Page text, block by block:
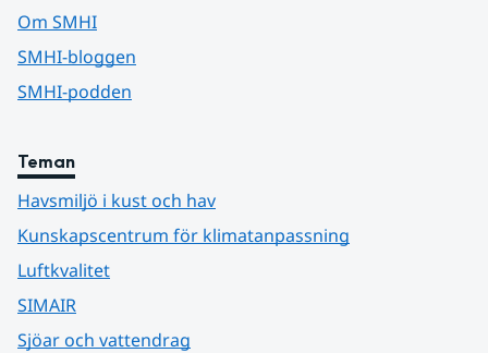
Om SMHI
SMHI-bloggen
SMHI-podden
Teman
Havsmiljö i kust och hav
Kunskapscentrum för klimatanpassning
Luftkvalitet
SIMAIR
Sjöar och vattendrag